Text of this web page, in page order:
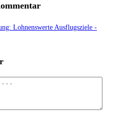
Lohnenswerte Ausflugsziele -